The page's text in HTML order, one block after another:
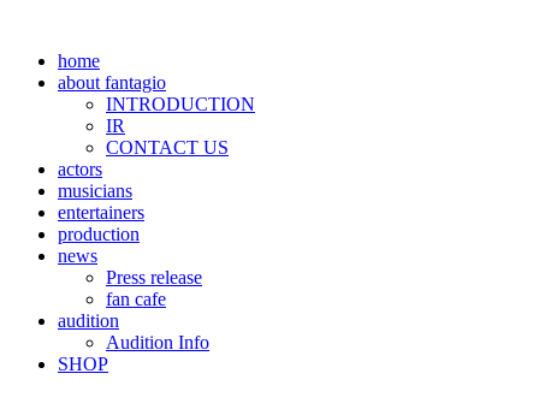
home
about fantagio
INTRODUCTION
IR
CONTACT US
actors
musicians
entertainers
production
news
Press release
fan cafe
audition
Audition Info
SHOP